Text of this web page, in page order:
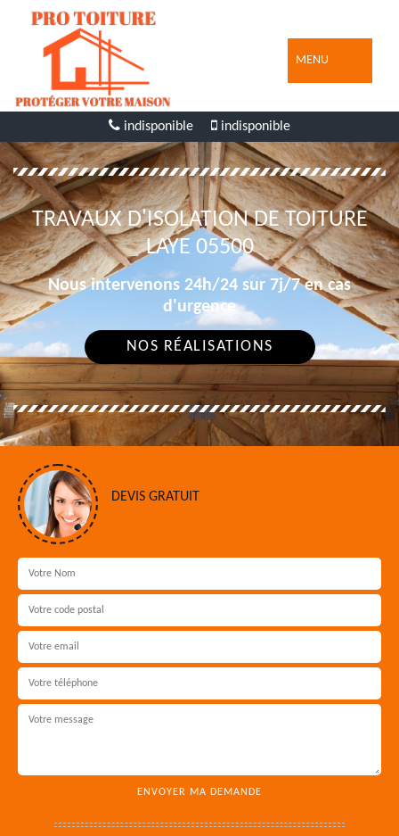
MENU
indisponible indisponible
TRAVAUX D'ISOLATION DE TOITURE
LAYE 05500
Nous intervenons 24h/24 sur 7j/7 en cas
d'urgence
NOS RÉALISATIONS
DEVIS GRATUIT